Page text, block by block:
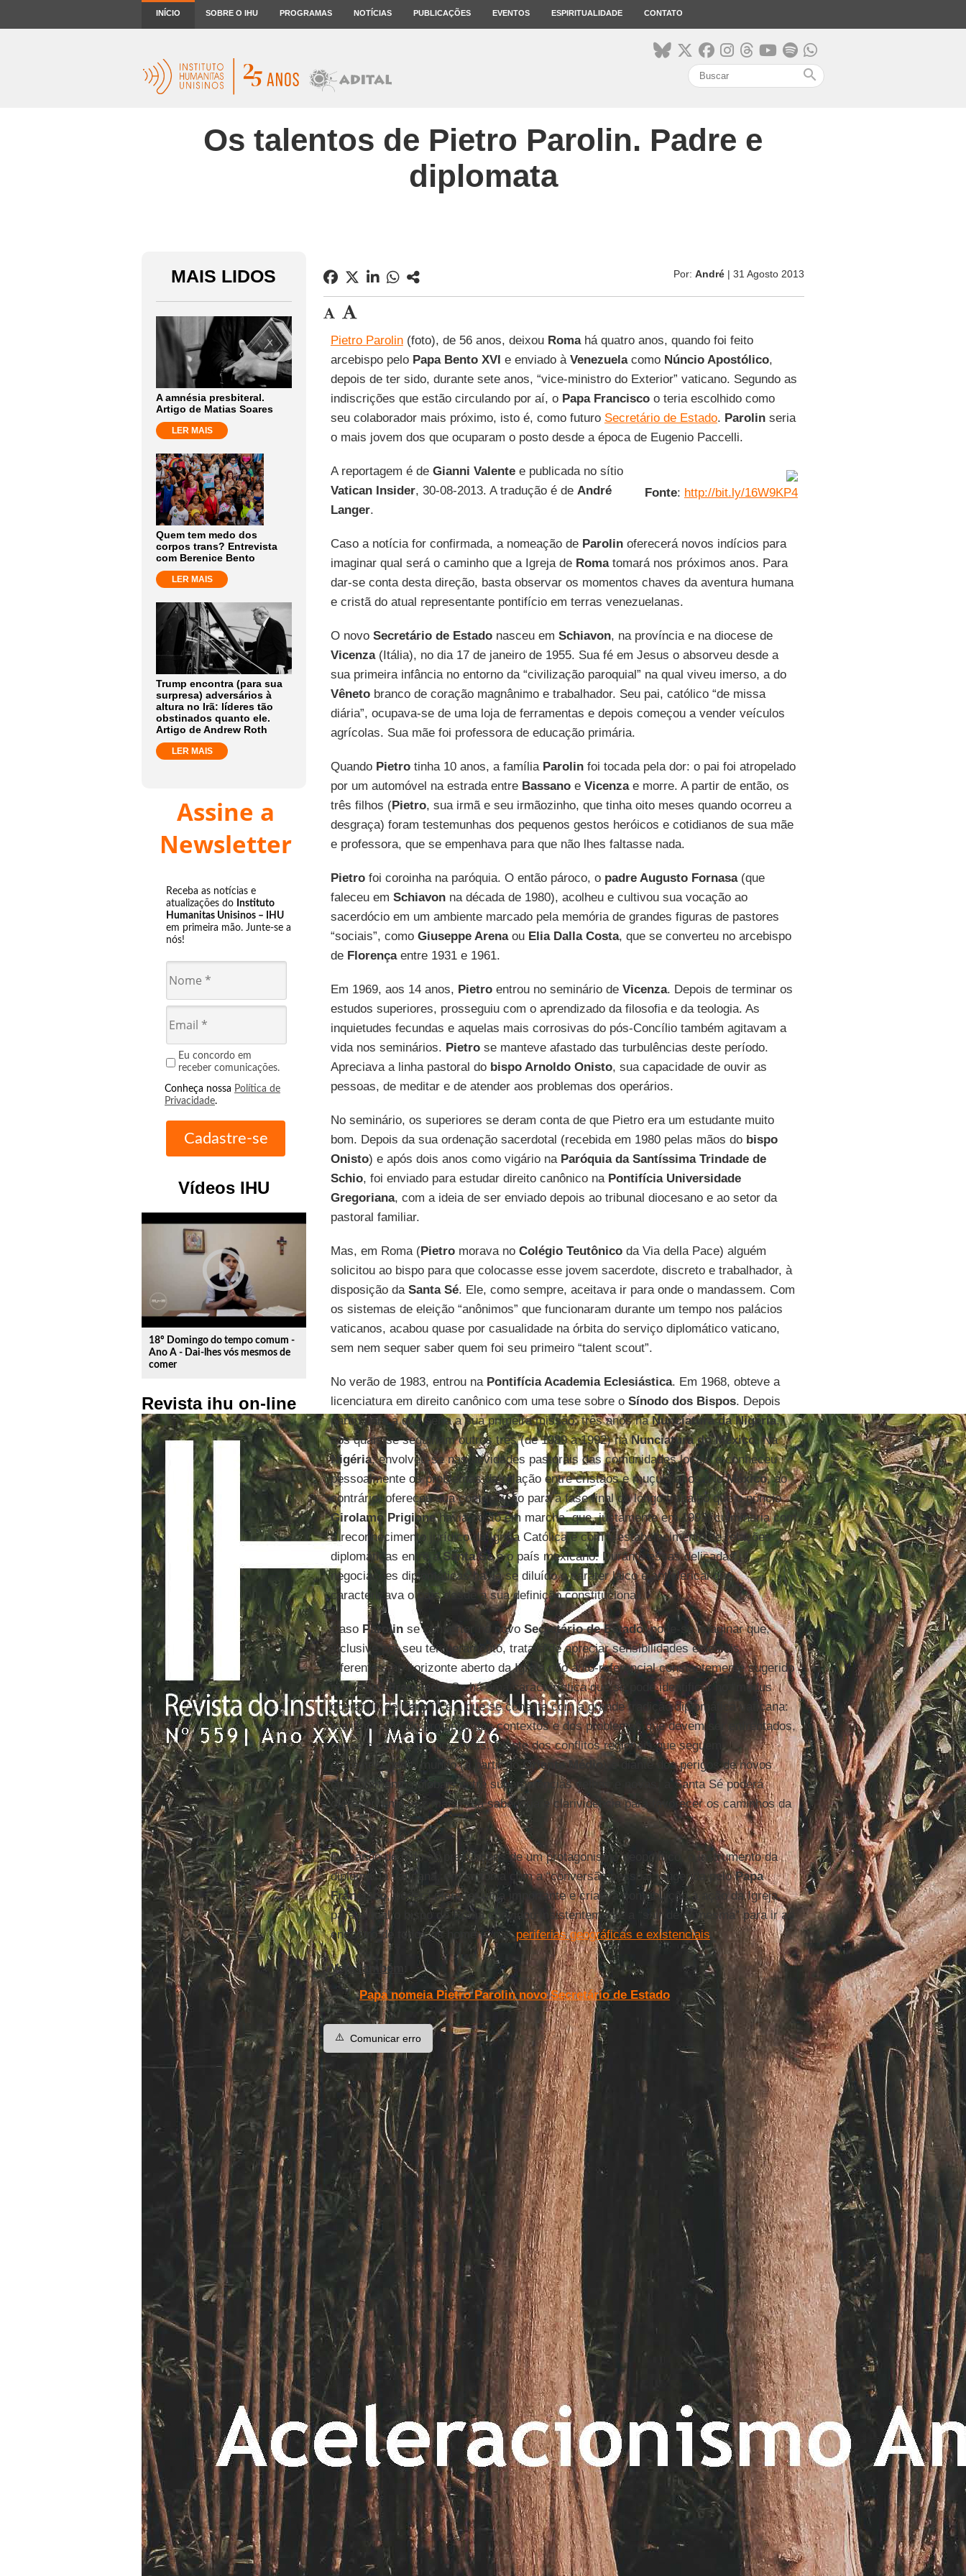
INÍCIO SOBRE O IHU PROGRAMAS NOTÍCIAS PUBLICAÇÕES EVENTOS ESPIRITUALIDADE CONTATO
search
Os talentos de Pietro Parolin. Padre e
diplomata
MAIS LIDOS
A amnésia presbiteral.
Artigo de Matias Soares
LER MAIS
Quem tem medo dos
corpos trans? Entrevista
com Berenice Bento
LER MAIS
Trump encontra (para sua
surpresa) adversários à
altura no Irã: líderes tão
obstinados quanto ele.
Artigo de Andrew Roth
LER MAIS
Assine a
Newsletter
Receba as notícias e
atualizações do Instituto
Humanitas Unisinos – IHU
em primeira mão. Junte-se a
nós!
Eu concordo em
receber comunicações.
Conheça nossa Política de
Privacidade.
Vídeos IHU
play_circle_outline
18º Domingo do tempo comum -
Ano A - Dai-lhes vós mesmos de
comer
Revista ihu on-line
Por: André| 31 Agosto 2013
Pietro Parolin(foto), de 56 anos, deixou Romahá quatro anos, quando foi feito
arcebispo pelo Papa Bento XVI e enviado à Venezuelacomo Núncio Apostólico,
depois de ter sido, durante sete anos, “vice-ministro do Exterior” vaticano. Segundo as
indiscrições que estão circulando por aí, o Papa Franciscoo teria escolhido como
seu colaborador mais próximo, isto é, como futuro Secretário de Estado. Parolinseria
o mais jovem dos que ocuparam o posto desde a época de Eugenio Paccelli.
Fonte: http://bit.ly/16W9KP4
A reportagem é de Gianni Valentee publicada no sítio
Vatican Insider, 30-08-2013. A tradução é de André
Langer.
Caso a notícia for confirmada, a nomeação de Parolinoferecerá novos indícios para
imaginar qual será o caminho que a Igreja de Romatomará nos próximos anos. Para
dar-se conta desta direção, basta observar os momentos chaves da aventura humana
e cristã do atual representante pontifício em terras venezuelanas.
O novo Secretário de Estadonasceu em Schiavon, na província e na diocese de
Vicenza(Itália), no dia 17 de janeiro de 1955. Sua fé em Jesus o absorveu desde a
sua primeira infância no entorno da “civilização paroquial” na qual viveu imerso, a do
Vênetobranco de coração magnânimo e trabalhador. Seu pai, católico “de missa
diária”, ocupava-se de uma loja de ferramentas e depois começou a vender veículos
agrícolas. Sua mãe foi professora de educação primária.
Quando Pietrotinha 10 anos, a família Parolinfoi tocada pela dor: o pai foi atropelado
por um automóvel na estrada entre Bassanoe Vicenzae morre. A partir de então, os
três filhos (Pietro, sua irmã e seu irmãozinho, que tinha oito meses quando ocorreu a
desgraça) foram testemunhas dos pequenos gestos heróicos e cotidianos de sua mãe
e professora, que se empenhava para que não lhes faltasse nada.
Pietrofoi coroinha na paróquia. O então pároco, o padre Augusto Fornasa(que
faleceu em Schiavonna década de 1980), acolheu e cultivou sua vocação ao
sacerdócio em um ambiente marcado pela memória de grandes figuras de pastores
“sociais”, como Giuseppe Arenaou Elia Dalla Costa, que se converteu no arcebispo
de Florençaentre 1931 e 1961.
Em 1969, aos 14 anos, Pietroentrou no seminário de Vicenza. Depois de terminar os
estudos superiores, prosseguiu com o aprendizado da filosofia e da teologia. As
inquietudes fecundas e aquelas mais corrosivas do pós-Concílio também agitavam a
vida nos seminários. Pietrose manteve afastado das turbulências deste período.
Apreciava a linha pastoral do bispo Arnoldo Onisto, sua capacidade de ouvir as
pessoas, de meditar e de atender aos problemas dos operários.
No seminário, os superiores se deram conta de que Pietro era um estudante muito
bom. Depois da sua ordenação sacerdotal (recebida em 1980 pelas mãos do bispo
Onisto) e após dois anos como vigário na Paróquia da Santíssima Trindade de
Schio, foi enviado para estudar direito canônico na Pontifícia Universidade
Gregoriana, com a ideia de ser enviado depois ao tribunal diocesano e ao setor da
pastoral familiar.
Mas, em Roma (Pietromorava no Colégio Teutônicoda Via della Pace) alguém
solicitou ao bispo para que colocasse esse jovem sacerdote, discreto e trabalhador, à
disposição daSanta Sé. Ele, como sempre, aceitava ir para onde o mandassem. Com
os sistemas de eleição “anônimos” que funcionaram durante um tempo nos palácios
vaticanos, acabou quase por casualidade na órbita do serviço diplomático vaticano,
sem nem sequer saber quem foi seu primeiro “talent scout”.
No verão de 1983, entrou na Pontifícia Academia Eclesiástica. Em 1968, obteve a
licenciatura em direito canônico com uma tese sobre o Sínodo dos Bispos. Depois
partiu para a que seria a sua primeira missão: três anos naNunciatura da Nigéria,
aos quais se seguiriam outros três (de 1989 a 1992) naNunciatura do México. Na
Nigéria, envolveu-se nas atividades pastorais das comunidades locais e conheceu
pessoalmente os problemas da relação entre cristãos e muçulmanos. NoMéxico, ao
contrário, ofereceu sua contribuição para a fase final do longo trabalho que o núncio
Girolamo Prigionehavia posto em marcha, que, justamente em 1992, culminaria com
o reconhecimento jurídico da Igreja Católica e com o estabelecimento de relações
diplomáticas entre aSanta Sée o país mexicano. Durante essas delicadas
negociações diplomáticas havia se diluído o caráter laico e anticlerical que
caracterizava o país desde a sua definição constitucional.
Caso Parolinse converter no novo Secretário de Estado, pode-se imaginar que,
inclusive por seu temperamento, tratará de apreciar sensibilidades eclesiais
diferentes, no horizonte aberto da Igreja não auto-referencial constantemente sugerido
peloPapa Francisco. Se há uma característica que se pode identificar no “modus
operandi” deParoliné a que se conecta com a grande tradição diplomática vaticana:
realismo, estudo profundo dos contextos e dos problemas que devem ser enfrentados,
busca de soluções possíveis. Diante dos conflitos regionais que seguem
estremecendo o mundo (a partir doOriente Médio) e diante dos perigos de novos
enfrentamentos globais entre superpotências velhas e novas, a Santa Sé poderá
oferecer, uma vez mais, sua sabedoria e clarividência para favorecer os caminhos da
paz.
Deixando de lado as presunções de um protagonismo geopolítico, o instrumento da
diplomacia vaticana, em sintonia com a “conversão pessoal” sugerida peloPapa
Francisco, poderá oferecer uma importante e criativa contribuição à ação da Igreja,
para a qual o bispo de Roma convidou insistentemente a “sair de si mesma” para ir ao
encontro de todos os homens nasperiferias geográficas e existenciais
Veja também
Papa nomeia Pietro Parolin novo Secretário de Estado
⚠️ Comunicar erro